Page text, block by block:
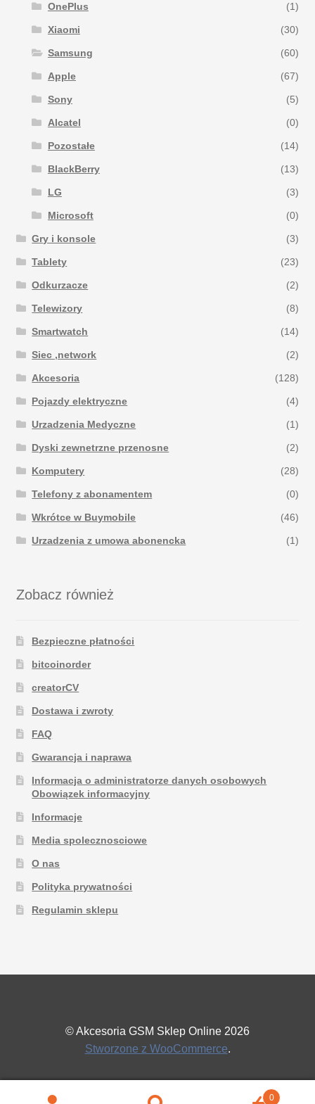
OnePlus (1)
Xiaomi (30)
Samsung (60)
Apple (67)
Sony (5)
Alcatel (0)
Pozostałe (14)
BlackBerry (13)
LG (3)
Microsoft (0)
Gry i konsole (3)
Tablety (23)
Odkurzacze (2)
Telewizory (8)
Smartwatch (14)
Siec ,network (2)
Akcesoria (128)
Pojazdy elektryczne (4)
Urzadzenia Medyczne (1)
Dyski zewnetrzne przenosne (2)
Komputery (28)
Telefony z abonamentem (0)
Wkrótce w Buymobile (46)
Urzadzenia z umowa abonencka (1)
Zobacz również
Bezpieczne płatności
bitcoinorder
creatorCV
Dostawa i zwroty
FAQ
Gwarancja i naprawa
Informacja o administratorze danych osobowych
Obowiązek informacyjny
Informacje
Media spolecznosciowe
O nas
Polityka prywatności
Regulamin sklepu
© Akcesoria GSM Sklep Online 2026
Stworzone z WooCommerce.
0